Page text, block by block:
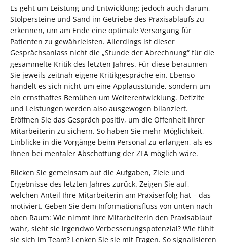
Es geht um Leistung und Entwicklung; jedoch auch darum,
Stolpersteine und Sand im Getriebe des Praxisablaufs zu
erkennen, um am Ende eine optimale Versorgung für
Patienten zu gewährleisten. Allerdings ist dieser
Gesprächsanlass nicht die „Stunde der Abrechnung“ für die
gesammelte Kritik des letzten Jahres. Für diese beraumen
Sie jeweils zeitnah eigene Kritikgespräche ein. Ebenso
handelt es sich nicht um eine Applausstunde, sondern um
ein ernsthaftes Bemühen um Weiterentwicklung. Defizite
und Leistungen werden also ausgewogen bilanziert.
Eröffnen Sie das Gespräch positiv, um die Offenheit Ihrer
Mitarbeiterin zu sichern. So haben Sie mehr Möglichkeit,
Einblicke in die Vorgänge beim Personal zu erlangen, als es
Ihnen bei mentaler Abschottung der ZFA möglich wäre.
Blicken Sie gemeinsam auf die Aufgaben, Ziele und
Ergebnisse des letzten Jahres zurück. Zeigen Sie auf,
welchen Anteil Ihre Mitarbeiterin am Praxiserfolg hat – das
motiviert. Geben Sie dem Informationsfluss von unten nach
oben Raum: Wie nimmt Ihre Mitarbeiterin den Praxisablauf
wahr, sieht sie irgendwo Verbesserungspotenzial? Wie fühlt
sie sich im Team? Lenken Sie sie mit Fragen. So signalisieren